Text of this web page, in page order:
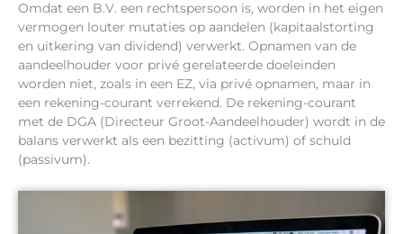
Omdat een B.V. een rechtspersoon is, worden in het eigen
vermogen louter mutaties op aandelen (kapitaalstorting
en uitkering van dividend) verwerkt. Opnamen van de
aandeelhouder voor privé gerelateerde doeleinden
worden niet, zoals in een EZ, via privé opnamen, maar in
een rekening-courant verrekend. De rekening-courant
met de DGA (Directeur Groot-Aandeelhouder) wordt in de
balans verwerkt als een bezitting (activum) of schuld
(passivum).